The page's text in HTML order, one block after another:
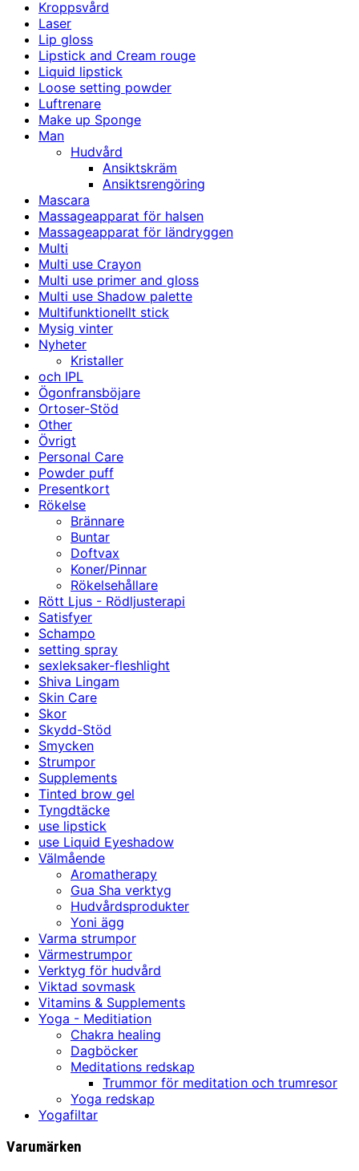
Kroppsvård
Laser
Lip gloss
Lipstick and Cream rouge
Liquid lipstick
Loose setting powder
Luftrenare
Make up Sponge
Man
Hudvård
Ansiktskräm
Ansiktsrengöring
Mascara
Massageapparat för halsen
Massageapparat för ländryggen
Multi
Multi use Crayon
Multi use primer and gloss
Multi use Shadow palette
Multifunktionellt stick
Mysig vinter
Nyheter
Kristaller
och IPL
Ögonfransböjare
Ortoser-Stöd
Other
Övrigt
Personal Care
Powder puff
Presentkort
Rökelse
Brännare
Buntar
Doftvax
Koner/Pinnar
Rökelsehållare
Rött Ljus - Rödljusterapi
Satisfyer
Schampo
setting spray
sexleksaker-fleshlight
Shiva Lingam
Skin Care
Skor
Skydd-Stöd
Smycken
Strumpor
Supplements
Tinted brow gel
Tyngdtäcke
use lipstick
use Liquid Eyeshadow
Välmående
Aromatherapy
Gua Sha verktyg
Hudvårdsprodukter
Yoni ägg
Varma strumpor
Värmestrumpor
Verktyg för hudvård
Viktad sovmask
Vitamins & Supplements
Yoga - Meditiation
Chakra healing
Dagböcker
Meditations redskap
Trummor för meditation och trumresor
Yoga redskap
Yogafiltar
Varumärken